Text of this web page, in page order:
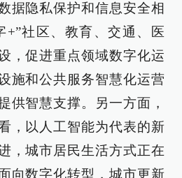
据隐私保护和信息安全相
+”社区、教育、交通、医
，促进重点领域数字化运
施和公共服务智慧化运营
供智慧支撑。另一方面，
，以人工智能为代表的新
，城市居民生活方式正在
向数字化转型，城市更新